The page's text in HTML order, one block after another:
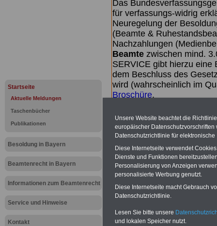
Startseite
Aktuelle Meldungen
Taschenbücher
Publikationen
Besoldung in Bayern
Beamtenrecht in Bayern
Informationen zum Beamtenrecht
Service und Hinweise
Kontakt
Das
für verfassungs-widrig
Neuregelung der
(Beamte &
Nachzahlungen
Beamte zwischen mind.
SERVICE gibt hierzu eine
dem Beschluss des
wird (wahrscheinlich im
Broschüre.
Meldung
Hohe
BEHÖRDEN-ABOmit drei
nur 25,00 Euro: Wissenswertes für
Unsere Website beachtet die
europäischer
Datenschutzrichtlinie für
Diese Internetseite verwendet
Dienste und Funktionen
Personalisierung von Anzeigen
personalisierte Werbung genutzt.
Diese Internetseite macht Gebrauch
Datenschutzrichtlinie.
Lesen Sie bitte unsere
und lokalen Speicher nutzt.